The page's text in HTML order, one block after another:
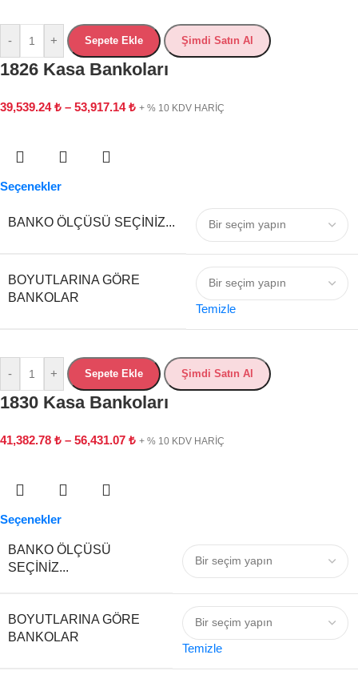
- + Sepete Ekle Şimdi Satın Al
1826 Kasa Bankoları
39,539.24₺ – 53,917.14₺ + % 10 KDV HARİÇ
Seçenekler
BANKO ÖLÇÜSÜ SEÇINIZ...
BOYUTLARINA GÖRE
BANKOLAR
Temizle
- + Sepete Ekle Şimdi Satın Al
1830 Kasa Bankoları
41,382.78 ₺ – 56,431.07 ₺ + % 10 KDV HARİÇ
Seçenekler
BANKO ÖLÇÜSÜ
SEÇINIZ...
BOYUTLARINA GÖRE
BANKOLAR
Temizle